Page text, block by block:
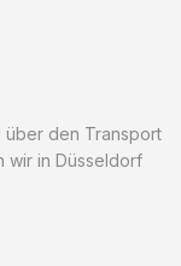
über den Transport
wir in Düsseldorf